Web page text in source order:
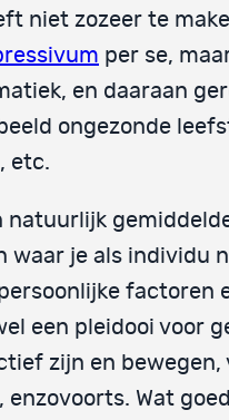
niet zozeer te
per se,
en daaraan
ongezonde
etc.
natuurlijk
waar je als individu
factoren
een pleidooi voor
zijn en
enzovoorts. Wat